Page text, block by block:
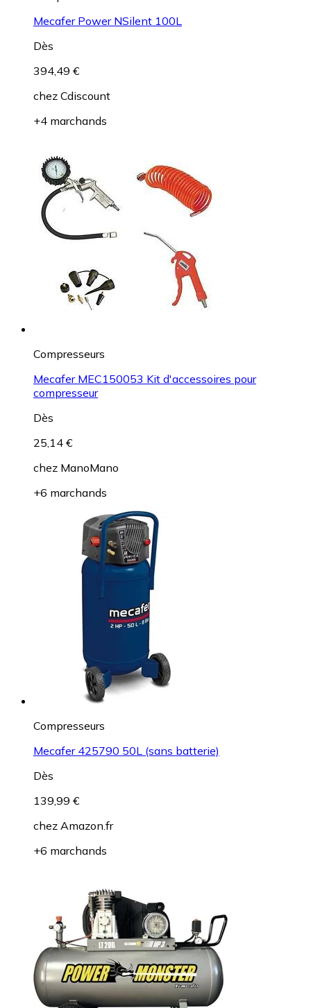
Mecafer Power NSilent 100L
Dès
394,49 €
chez Cdiscount
+4 marchands
Compresseurs
Mecafer MEC150053 Kit d'accessoires pour
compresseur
Dès
25,14 €
chez ManoMano
+6 marchands
Compresseurs
Mecafer 425790 50L (sans batterie)
Dès
139,99 €
chez Amazon.fr
+6 marchands